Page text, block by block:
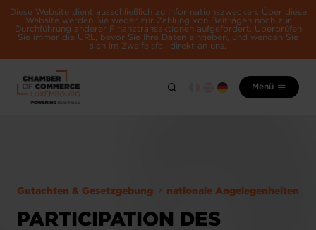
Diese Website dient ausschließlich zu Informationszwecken. Über diese
Website werden Sie weder zur Zahlung von Beiträgen noch zur
Durchführung anderer Finanztransaktionen aufgefordert. Überprüfen
Sie immer die URL, bevor Sie Ihre Daten eingeben, und wenden Sie
sich im Zweifelsfall direkt an uns.
Menü
Gutachten & Gesetzgebung nationale Angelegenheiten
PARTICIPATION DES